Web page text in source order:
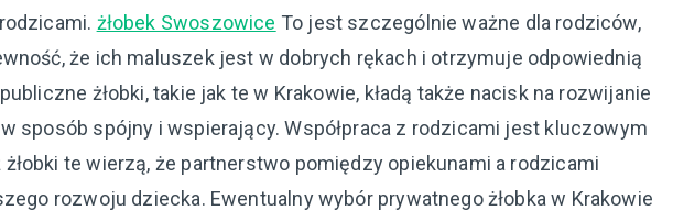
żłobek Swoszowice To jest szczególnie ważne dla rodziców,
że ich maluszek jest w dobrych rękach i otrzymuje odpowiednią
żłobki, takie jak te w Krakowie, kładą także nacisk na rozwijanie
sposób spójny i wspierający. Współpraca z rodzicami jest kluczowym
te wierzą, że partnerstwo pomiędzy opiekunami a rodzicami
rozwoju dziecka. Ewentualny wybór prywatnego żłobka w Krakowie